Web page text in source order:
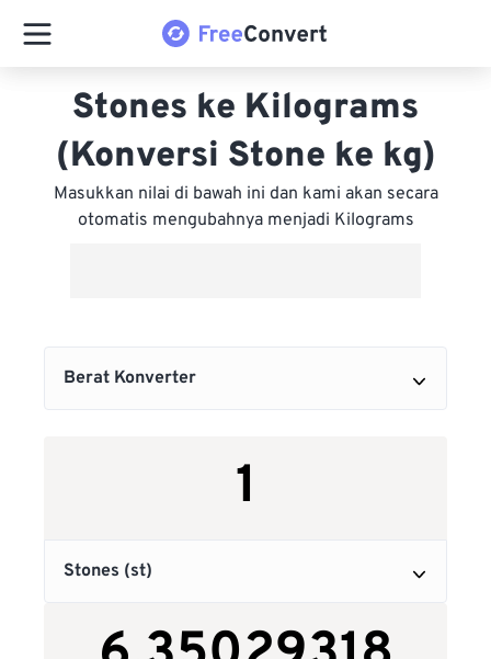
Stones ke Kilograms
(Konversi Stone ke kg)
Masukkan nilai di bawah ini dan kami akan secara
otomatis mengubahnya menjadi Kilograms